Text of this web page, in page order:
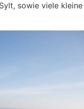
sowie viele kleine